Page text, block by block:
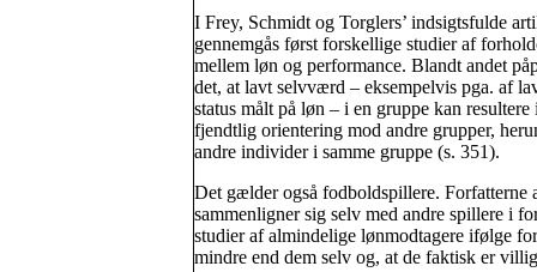
I Frey, Schmidt og Torglers’ indsigtsfulde
gennemgås først forskellige studier af
mellem løn og performance. Blandt andet
det, at lavt selvværd – eksempelvis pga. af
status målt på løn – i en gruppe kan resultere
fjendtlig orientering mod andre grupper,
andre individer i samme gruppe (s. 351).
Det gælder også fodboldspillere. Forfatterne
sammenligner sig selv med andre spillere i
studier af almindelige lønmodtagere ifølge
mindre end dem selv og, at de faktisk er